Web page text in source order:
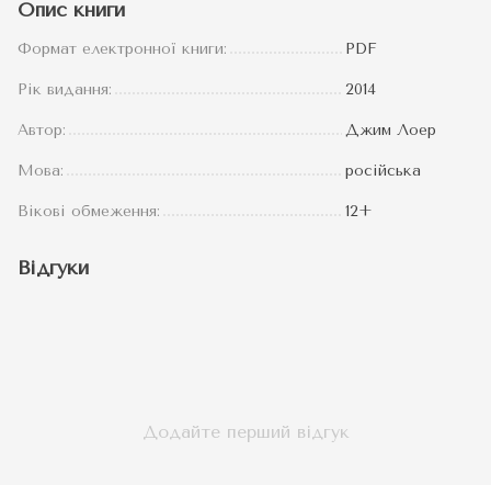
Опис книги
Формат електронної книги: PDF
Рік видання: 2014
Автор: Джим Лоер
Мова: російська
Вікові обмеження: 12+
Відгуки
Додайте перший відгук